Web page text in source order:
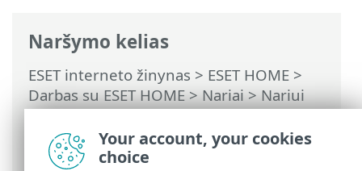
Naršymo kelias
ESET interneto žinynas > ESET HOME >
Darbas su ESET HOME>Nariai>Nariui
priskirtos ESET funkcijos>Anti-Theft>
Įrenginiai, apsaugoti Anti-Theft >
Nuostatos
Your account, your cookies
choice